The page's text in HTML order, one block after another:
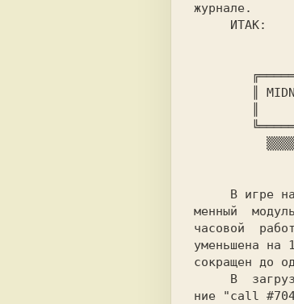
журнале.
менный
часовой
уменьшена
сокращен до
ние "call